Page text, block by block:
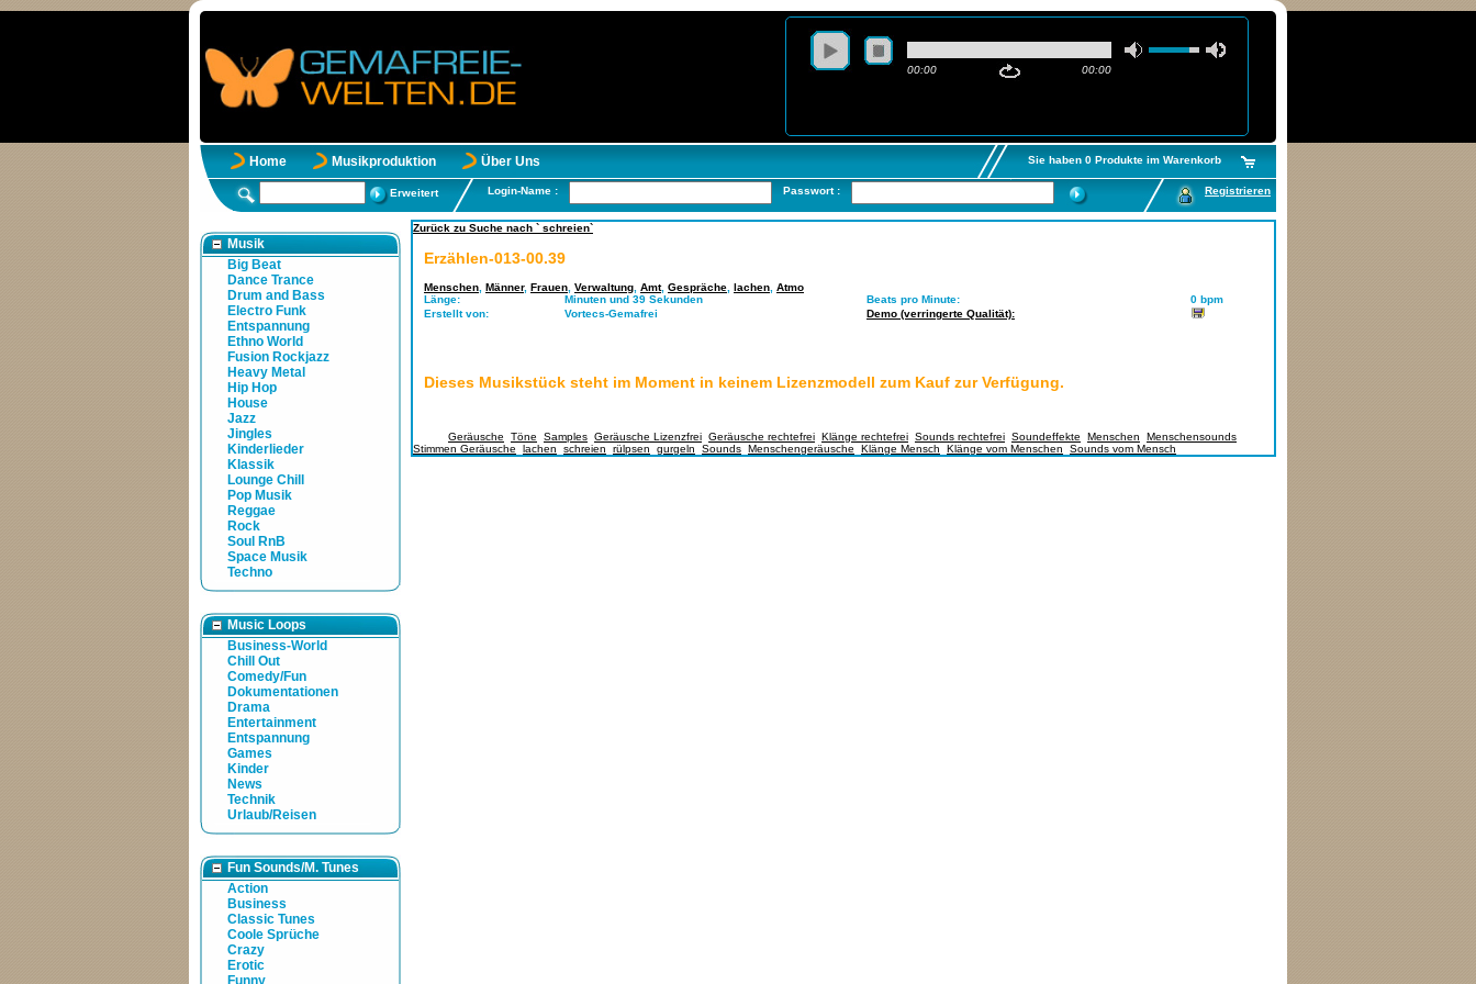
00:00 00:00
Home Musikproduktion Über Uns Sie haben 0 Produkte im Warenkorb
Erweitert Login-Name : Passwort : Registrieren
Musik
Big Beat
Dance Trance
Drum and Bass
Electro Funk
Entspannung
Ethno World
Fusion Rockjazz
Heavy Metal
Hip Hop
House
Jazz
Jingles
Kinderlieder
Klassik
Lounge Chill
Pop Musik
Reggae
Rock
Soul RnB
Space Musik
Techno
Music Loops
Business-World
Chill Out
Comedy/Fun
Dokumentationen
Drama
Entertainment
Entspannung
Games
Kinder
News
Technik
Urlaub/Reisen
Fun Sounds/M. Tunes
Action
Business
Classic Tunes
Coole Sprüche
Crazy
Erotic
Funny
Zurück zu Suche nach ` schreien`
Erzählen-013-00.39
Menschen Männer, Frauen Verwaltung Amt, Gespräche lachen Atmo
Länge:
Minuten und 39 Sekunden Beats pro Minute:
0 bpm
Erstellt von:
Vortecs-Gemafrei Demo (verringerte Qualität):
Dieses Musikstück steht im Moment in keinem Lizenzmodell zum Kauf zur Verfügung.
Geräusche Töne Samples Geräusche Lizenzfrei Geräusche rechtefrei Klänge rechtefrei Sounds rechtefrei Soundeffekte Menschen Menschensounds
Stimmen Geräusche
lachen schreien rülpsen gurgeln Sounds Menschengeräusche Klänge Mensch Klänge vom Menschen Sounds vom Mensch